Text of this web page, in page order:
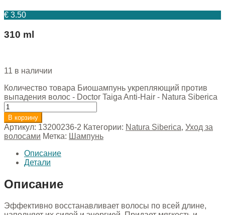
€ 3.50
310 ml
11 в наличии
Количество товара Биошампунь укрепляющий против
выпадения волос - Doctor Taiga Anti-Hair - Natura Siberica
В корзину
Артикул: 13200236-2 Категории: Natura Siberica, Уход за
волосами Метка: Шампунь
Описание
Детали
Описание
Эффективно восстанавливает волосы по всей длине,